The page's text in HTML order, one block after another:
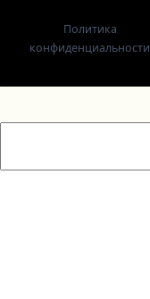
Политика
конфиденциальности